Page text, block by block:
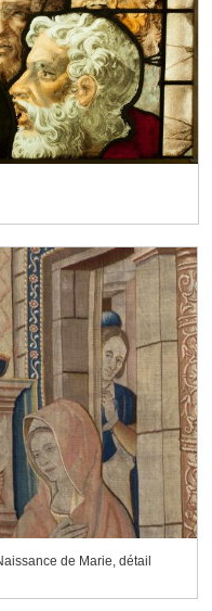
de Marie, détail